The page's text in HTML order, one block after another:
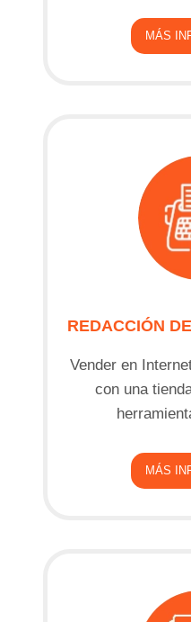
MÁS
REDACCIÓN
Vender en
con una
MÁS